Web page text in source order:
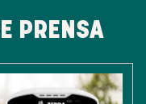
PRENSA